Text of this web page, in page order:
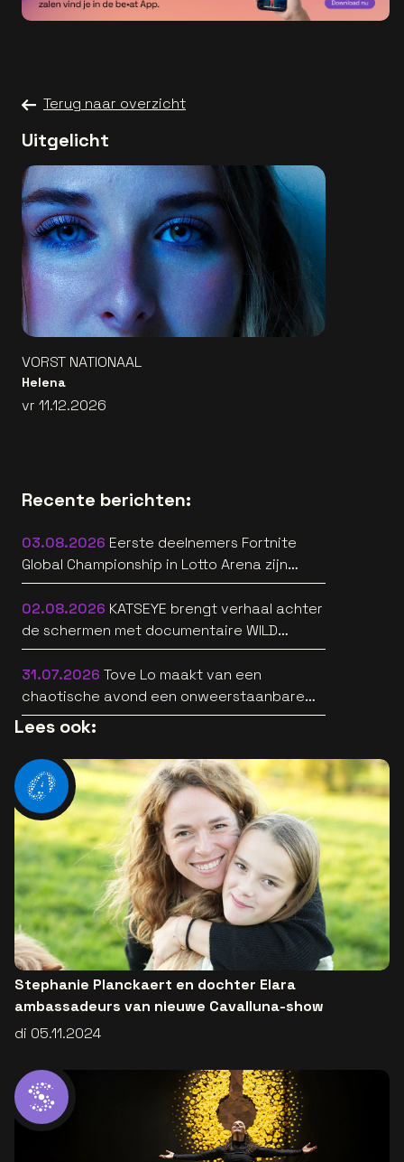
Terug naar overzicht
Uitgelicht
VORST NATIONAAL
Helena
vr 11.12.2026
Recente berichten:
03.08.2026 Eerste deelnemers Fortnite
Global Championship in Lotto Arena zijn
bekend
02.08.2026 KATSEYE brengt verhaal achter
de schermen met documentaire WILD
HEARTS [trailer]
31.07.2026 Tove Lo maakt van een
chaotische avond een onweerstaanbare
popsong
Lees ook:
Stephanie Planckaert en dochter Elara
ambassadeurs van nieuwe Cavalluna-show
di 05.11.2024